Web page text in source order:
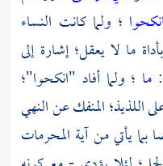
؛ ولما كانت النساء
ما لا يعقل؛ إشارة إلى
ما ؛ ولما أفاد "انكحوا"؛
اللذيذ؛ المنفك عن النهي
يأتي من آية المحرمات